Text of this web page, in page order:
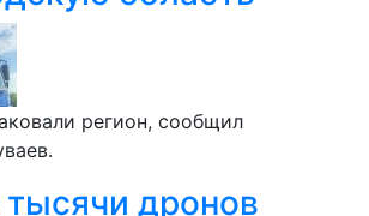
регион, сообщил
дронов